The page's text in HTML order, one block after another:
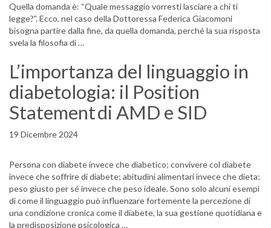
Quella domanda è: “Quale messaggio vorresti lasciare a chi ti
legge?”. Ecco, nel caso della Dottoressa Federica Giacomoni
bisogna partire dalla fine, da quella domanda, perché la sua risposta
svela la filosofia di …
L’importanza del linguaggio in
diabetologia: il Position
Statement di AMD e SID
19 Dicembre 2024
Persona con diabete invece che diabetico; convivere col diabete
invece che soffrire di diabete; abitudini alimentari invece che dieta;
peso giusto per sé invece che peso ideale. Sono solo alcuni esempi
di come il linguaggio può influenzare fortemente la percezione di
una condizione cronica come il diabete, la sua gestione quotidiana e
la predisposizione psicologica …